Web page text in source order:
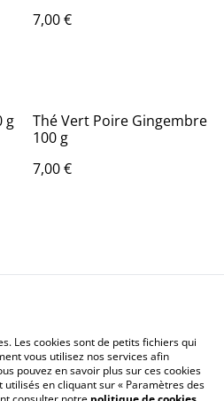
7,00 €
g
Thé Vert Poire Gingembre
100 g
7,00 €
Legal Terms
Cookie Policy
Les cookies sont de petits fichiers qui
vous utilisez nos services afin
pouvez en savoir plus sur ces cookies
en cliquant sur « Paramètres des